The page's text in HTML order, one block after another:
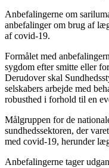
Anbefalingerne om
anbefalinger om brug af
af covid-19.
Formålet med
sygdom efter smitte eller
Derudover skal
selskabers arbejde med
robusthed i forhold til en
Målgruppen for de
sundhedssektoren, der
med covid-19, herunder
Anbefalingerne tager